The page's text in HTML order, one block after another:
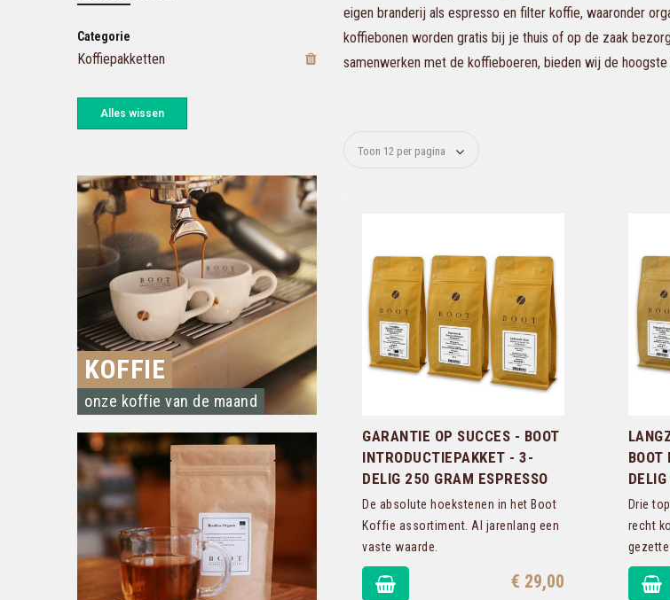
eigen branderij als espresso en filter koffie, waaronder
koffiebonen worden gratis bij je thuis of op de zaak
samenwerken met de koffieboeren, bieden wij de
GARANTIE OP SUCCES - BOOT
INTRODUCTIEPAKKET - 3-
DELIG 250 GRAM ESPRESSO
De absolute hoekstenen in het Boot
Koffie assortiment. Al jarenlang een
vaste waarde.
€ 29,00
Drie
recht
Categorie
Koffiepakketten
Alles wissen
KOFFIE
onze koffie van de maand